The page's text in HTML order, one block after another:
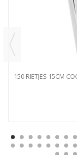
150 RIETJES 15CM